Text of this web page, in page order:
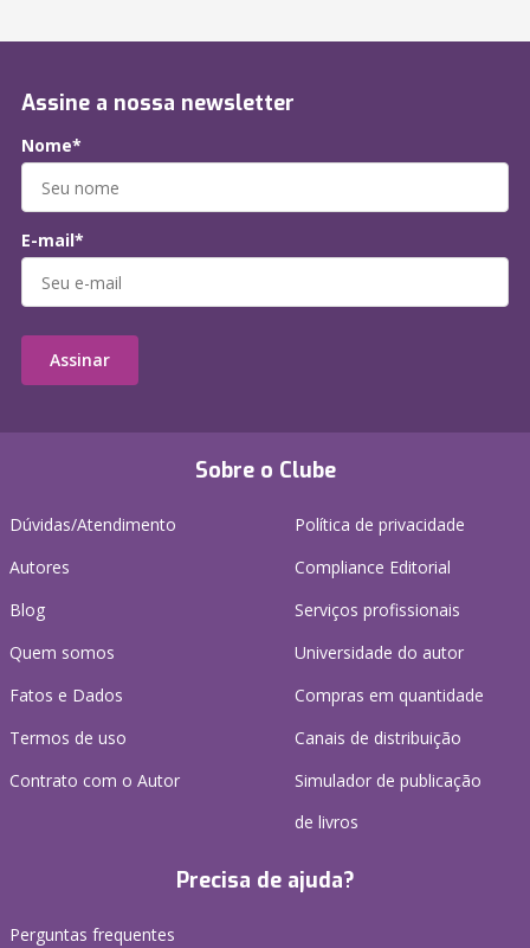
Sobre o Clube
Dúvidas/Atendimento
Autores
Blog
Quem somos
Fatos e Dados
Termos de uso
Contrato com o Autor
Política de privacidade
Compliance Editorial
Serviços profissionais
Universidade do autor
Compras em quantidade
Canais de distribuição
Simulador de publicação
de livros
Precisa de ajuda?
Perguntas frequentes
Assine a nossa newsletter
Nome*
E-mail*
Assinar